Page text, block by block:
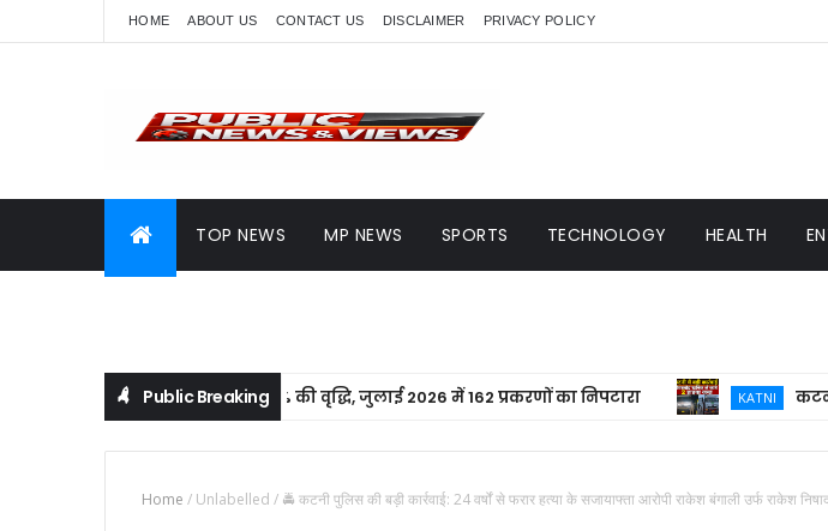
HOME ABOUT US CONTACT US DISCLAIMER PRIVACY POLICY
TOP NEWS MP NEWS SPORTS TECHNOLOGY HEALTH
Public Breaking
प्रकरणों के निराकरण में 51% की वृद्धि, जुलाई 2026 में 162 प्रकरणों का निपटारा KATNI कटनी में
Home / Unlabelled / 🚔 कटनी पुलिस की बड़ी कार्रवाई: 24 वर्षों से फरार हत्या के सजायाफ्ता आरोपी राकेश बंगाली उर्फ राकेश